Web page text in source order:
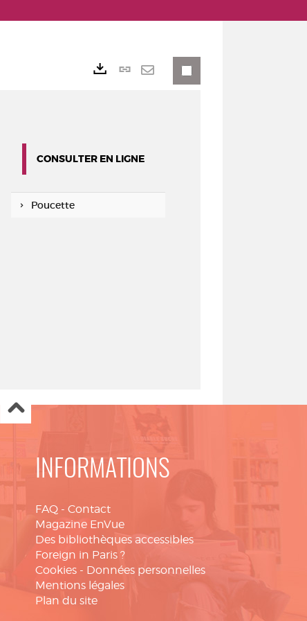
Lien
CONSULTER EN LIGNE
Poucette
INFORMATIONS
FAQ - Contact
Magazine EnVue
Des bibliothèques accessibles
Foreign in Paris ?
Cookies - Données personnelles
Mentions légales
Plan du site